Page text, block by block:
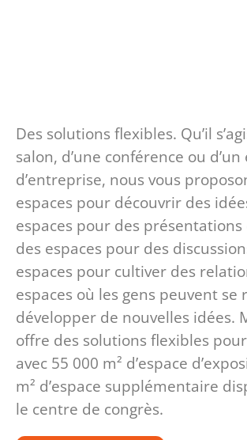
Des solutions flexibles. Qu’il
salon, d’une conférence ou
d’entreprise, nous vous
espaces pour découvrir des
espaces pour des présentations
des espaces pour des
espaces pour cultiver des
espaces où les gens peuvent
développer de nouvelles idées.
offre des solutions flexibles
avec 55 000 m² d’espace
m² d’espace supplémentaire
le centre de congrès.